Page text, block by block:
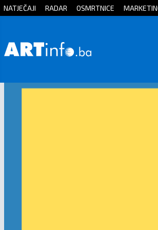
Početna
NATJEČAJI RADAR OSMRTNICE